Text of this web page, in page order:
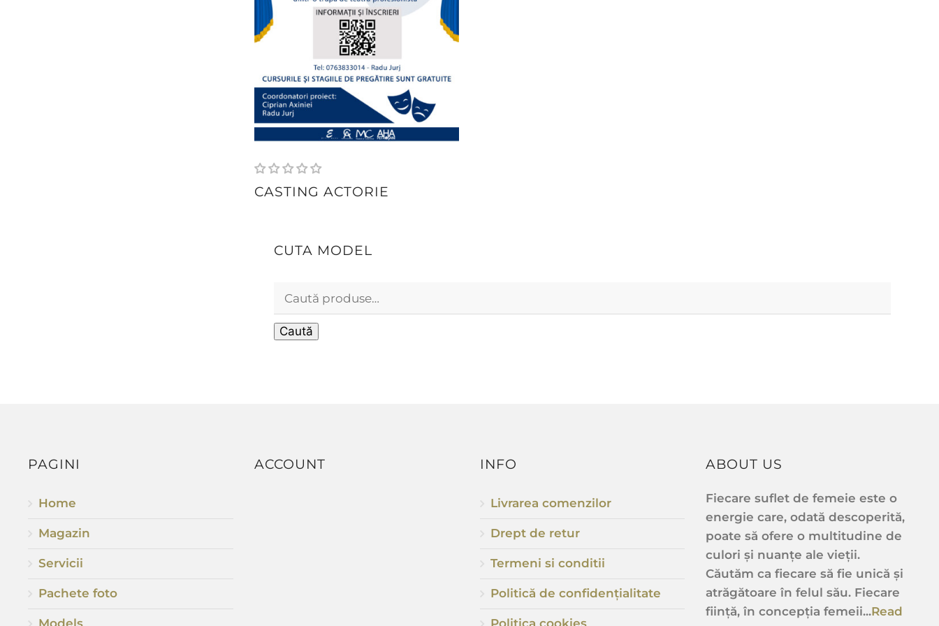
CASTING ACTORIE
CUTA MODEL
Caută
PAGINI
Home
Magazin
Servicii
Pachete foto
ACCOUNT INFO
Livrarea comenzilor
Drept de retur
Termeni si conditii
Politică de confidențialitate
ABOUT US
Fiecare suflet de femeie este o
energie care, odată descoperită,
poate să ofere o multitudine de
culori și nuanțe ale vieții.
Căutăm ca fiecare să fie unică și
atrăgătoare în felul său. Fiecare
ființă, în concepția femeii...Read